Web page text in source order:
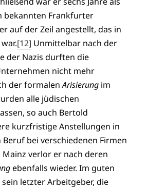
bekannten Frankfurter
auf der Zeil angestellt, das in
[12] Unmittelbar nach der
der Nazis durften die
nicht mehr
der formalenArisierung im
alle jüdischen
so auch Bertold
kurzfristige Anstellungen in
bei verschiedenen Firmen
verlor er nach deren
ebenfalls wieder. Im guten
letzter Arbeitgeber, die